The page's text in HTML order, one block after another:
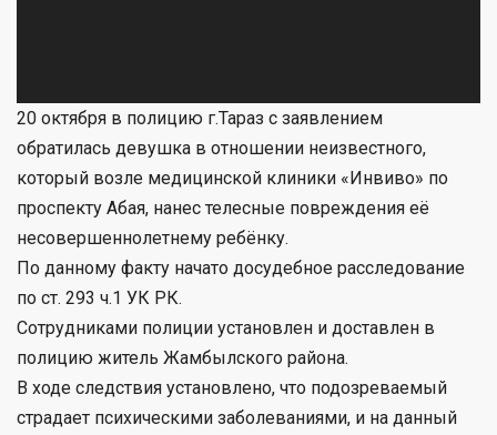
20 октября в полицию г.Тараз с заявлением
обратилась девушка в отношении неизвестного,
который возле медицинской клиники «Инвиво» по
проспекту Абая, нанес телесные повреждения её
несовершеннолетнему ребёнку.
По данному факту начато досудебное расследование
по ст. 293 ч.1 УК РК.
Сотрудниками полиции установлен и доставлен в
полицию житель Жамбылского района.
В ходе следствия установлено, что подозреваемый
страдает психическими заболеваниями, и на данный